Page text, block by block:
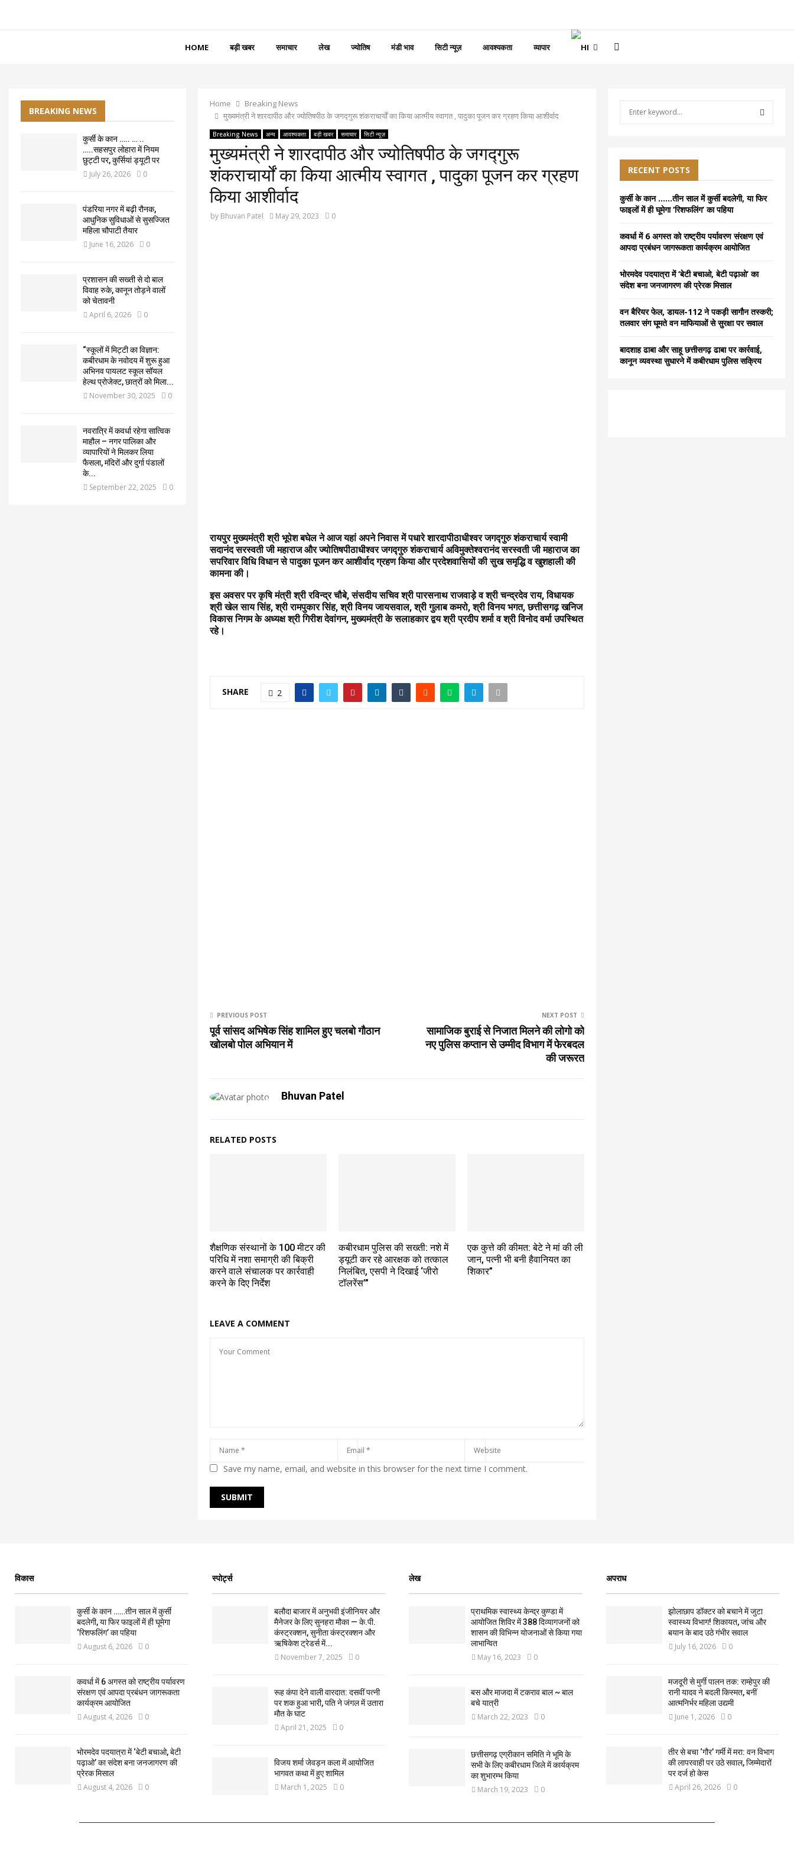
HOME बड़ी खबर समाचार लेख ज्योतिष मंडी भाव सिटी न्यूज़ आवश्यकता व्यापार
Home
Breaking News
मुख्यमंत्री ने शारदापीठ और ज्योतिषपीठ के जगद्गुरू शंकराचार्यों का किया आत्मीय स्वागत , पादुका पूजन कर ग्रहण किया आशीर्वाद
Breaking News अन्य आवश्यकता बड़ी खबर समाचार सिटी न्यूज़
मुख्यमंत्री ने शारदापीठ और ज्योतिषपीठ के जगद्गुरू
शंकराचार्यों का किया आत्मीय स्वागत , पादुका पूजन कर ग्रहण
किया आशीर्वाद
by Bhuvan Patel May 29, 2023 0
रायपुर मुख्यमंत्री श्री भूपेश बघेल ने आज यहां अपने निवास में पधारे शारदापीठाधीश्वर जगद्गुरु शंकराचार्य स्वामी
सदानंद सरस्वती जी महाराज और ज्योतिषपीठाधीश्वर जगद्गुरु शंकराचार्य अविमुक्तेश्वरानंद सरस्वती जी महाराज का
सपरिवार विधि विधान से पादुका पूजन कर आशीर्वाद ग्रहण किया और प्रदेशवासियों की सुख समृद्धि व खुशहाली की
कामना की।
इस अवसर पर कृषि मंत्री श्री रविन्द्र चौबे, संसदीय सचिव श्री पारसनाथ राजवाड़े व श्री चन्द्रदेव राय, विधायक
श्री खेल साय सिंह, श्री रामपुकार सिंह, श्री विनय जायसवाल, श्री गुलाब कमरो, श्री विनय भगत, छत्तीसगढ़ खनिज
विकास निगम के अध्यक्ष श्री गिरीश देवांगन, मुख्यमंत्री के सलाहकार द्वय श्री प्रदीप शर्मा व श्री विनोद वर्मा उपस्थित
रहे।
SHARE 2
PREVIOUS POST
पूर्व सांसद अभिषेक सिंह शामिल हुए चलबो गौठान
खोलबो पोल अभियान में
NEXT POST
सामाजिक बुराई से निजात मिलने की लोगो को
नए पुलिस कप्तान से उम्मीद विभाग में फेरबदल
की जरूरत
Bhuvan Patel
RELATED POSTS
शैक्षणिक संस्थानों के 100 मीटर की
परिधि में नशा समाग्री की बिक्री
करने वाले संचालक पर कार्रवाही
करने के दिए निर्देश
कबीरधाम पुलिस की सख्ती: नशे में
ड्यूटी कर रहे आरक्षक को तत्काल
निलंबित, एसपी ने दिखाई ‘जीरो
टॉलरेंस’”
एक कुत्ते की कीमत: बेटे ने मां की ली
जान, पत्नी भी बनी हैवानियत का
शिकार”
LEAVE A COMMENT
Save my name, email, and website in this browser for the next time I comment.
BREAKING NEWS
कुर्सी के कान ….. … ..
…..सहसपुर लोहारा में नियम
छुट्टी पर, कुर्सियां ड्यूटी पर
July 26, 2026 0
पंडरिया नगर में बढ़ी रौनक,
आधुनिक सुविधाओं से सुसज्जित
महिला चौपाटी तैयार
June 16, 2026 0
प्रशासन की सख्ती से दो बाल
विवाह रुके, कानून तोड़ने वालों
को चेतावनी
April 6, 2026 0
“स्कूलों में मिट्टी का विज्ञान:
कबीरधाम के नवोदय में शुरू हुआ
अभिनव पायलट स्कूल सॉयल
हेल्थ प्रोजेक्ट, छात्रों को मिला...
November 30, 2025 0
नवरात्रि में कवर्धा रहेगा सात्विक
माहौल – नगर पालिका और
व्यापारियों ने मिलकर लिया
फैसला, मंदिरों और दुर्गा पंडालों
के...
September 22, 2025 0
f
o
r
C
RECENT POSTS
कुर्सी के कान ……तीन साल में कुर्सी बदलेगी, या फिर
फाइलों में ही घूमेगा ‘रिशफलिंग’ का पहिया
कवर्धा में 6 अगस्त को राष्ट्रीय पर्यावरण संरक्षण एवं
आपदा प्रबंधन जागरूकता कार्यक्रम आयोजित
भोरमदेव पदयात्रा में ‘बेटी बचाओ, बेटी पढ़ाओ’ का
संदेश बना जनजागरण की प्रेरक मिसाल
वन बैरियर फेल, डायल-112 ने पकड़ी सागौन तस्करी;
तलवार संग घूमते वन माफियाओं से सुरक्षा पर सवाल
बादशाह ढाबा और साहू छत्तीसगढ़ ढाबा पर कार्रवाई,
कानून व्यवस्था सुधारने में कबीरधाम पुलिस सक्रिय
विकास
कुर्सी के कान ……तीन साल में कुर्सी
बदलेगी, या फिर फाइलों में ही घूमेगा
‘रिशफलिंग’ का पहिया
August 6, 2026 0
कवर्धा में 6 अगस्त को राष्ट्रीय पर्यावरण
संरक्षण एवं आपदा प्रबंधन जागरूकता
कार्यक्रम आयोजित
August 4, 2026 0
भोरमदेव पदयात्रा में ‘बेटी बचाओ, बेटी
पढ़ाओ’ का संदेश बना जनजागरण की
प्रेरक मिसाल
August 4, 2026 0
स्पोर्ट्स
बलौदा बाजार में अनुभवी इंजीनियर और
मैनेजर के लिए सुनहरा मौका — के.पी.
कंस्ट्रक्शन, सुनीता कंस्ट्रक्शन और
ऋषिकेश ट्रेडर्स में...
November 7, 2025 0
रूह कंपा देने वाली वारदात: दसवीं पत्नी
पर शक हुआ भारी, पति ने जंगल में उतारा
मौत के घाट
April 21, 2025 0
विजय शर्मा जेवड़न कला में आयोजित
भागवत कथा में हुए शामिल
March 1, 2025 0
लेख
प्राथमिक स्वास्थ्य केन्द्र कुण्डा में
आयोजित शिविर में 388 दिव्यागजनों को
शासन की विभिन्न योजनाओं से किया गया
लाभान्वित
May 16, 2023 0
बस और माजदा में टकराव बाल ~ बाल
बचे यात्री
March 22, 2023 0
छत्तीसगढ़ एग्रीकान समिति ने भूमि के
सभी के लिए कबीरधाम जिले में कार्यक्रम
का शुभारम्भ किया
March 19, 2023 0
अपराध
झोलाछाप डॉक्टर को बचाने में जुटा
स्वास्थ्य विभाग! शिकायत, जांच और
बयान के बाद उठे गंभीर सवाल
July 16, 2026 0
मजदूरी से मुर्गी पालन तक: राम्हेपुर की
रानी यादव ने बदली किस्मत, बनीं
आत्मनिर्भर महिला उद्यमी
June 1, 2026 0
तीर से बचा ‘गौर’ गर्मी में मरा: वन विभाग
की लापरवाही पर उठे सवाल, जिम्मेदारों
पर दर्ज हो केस
April 26, 2026 0